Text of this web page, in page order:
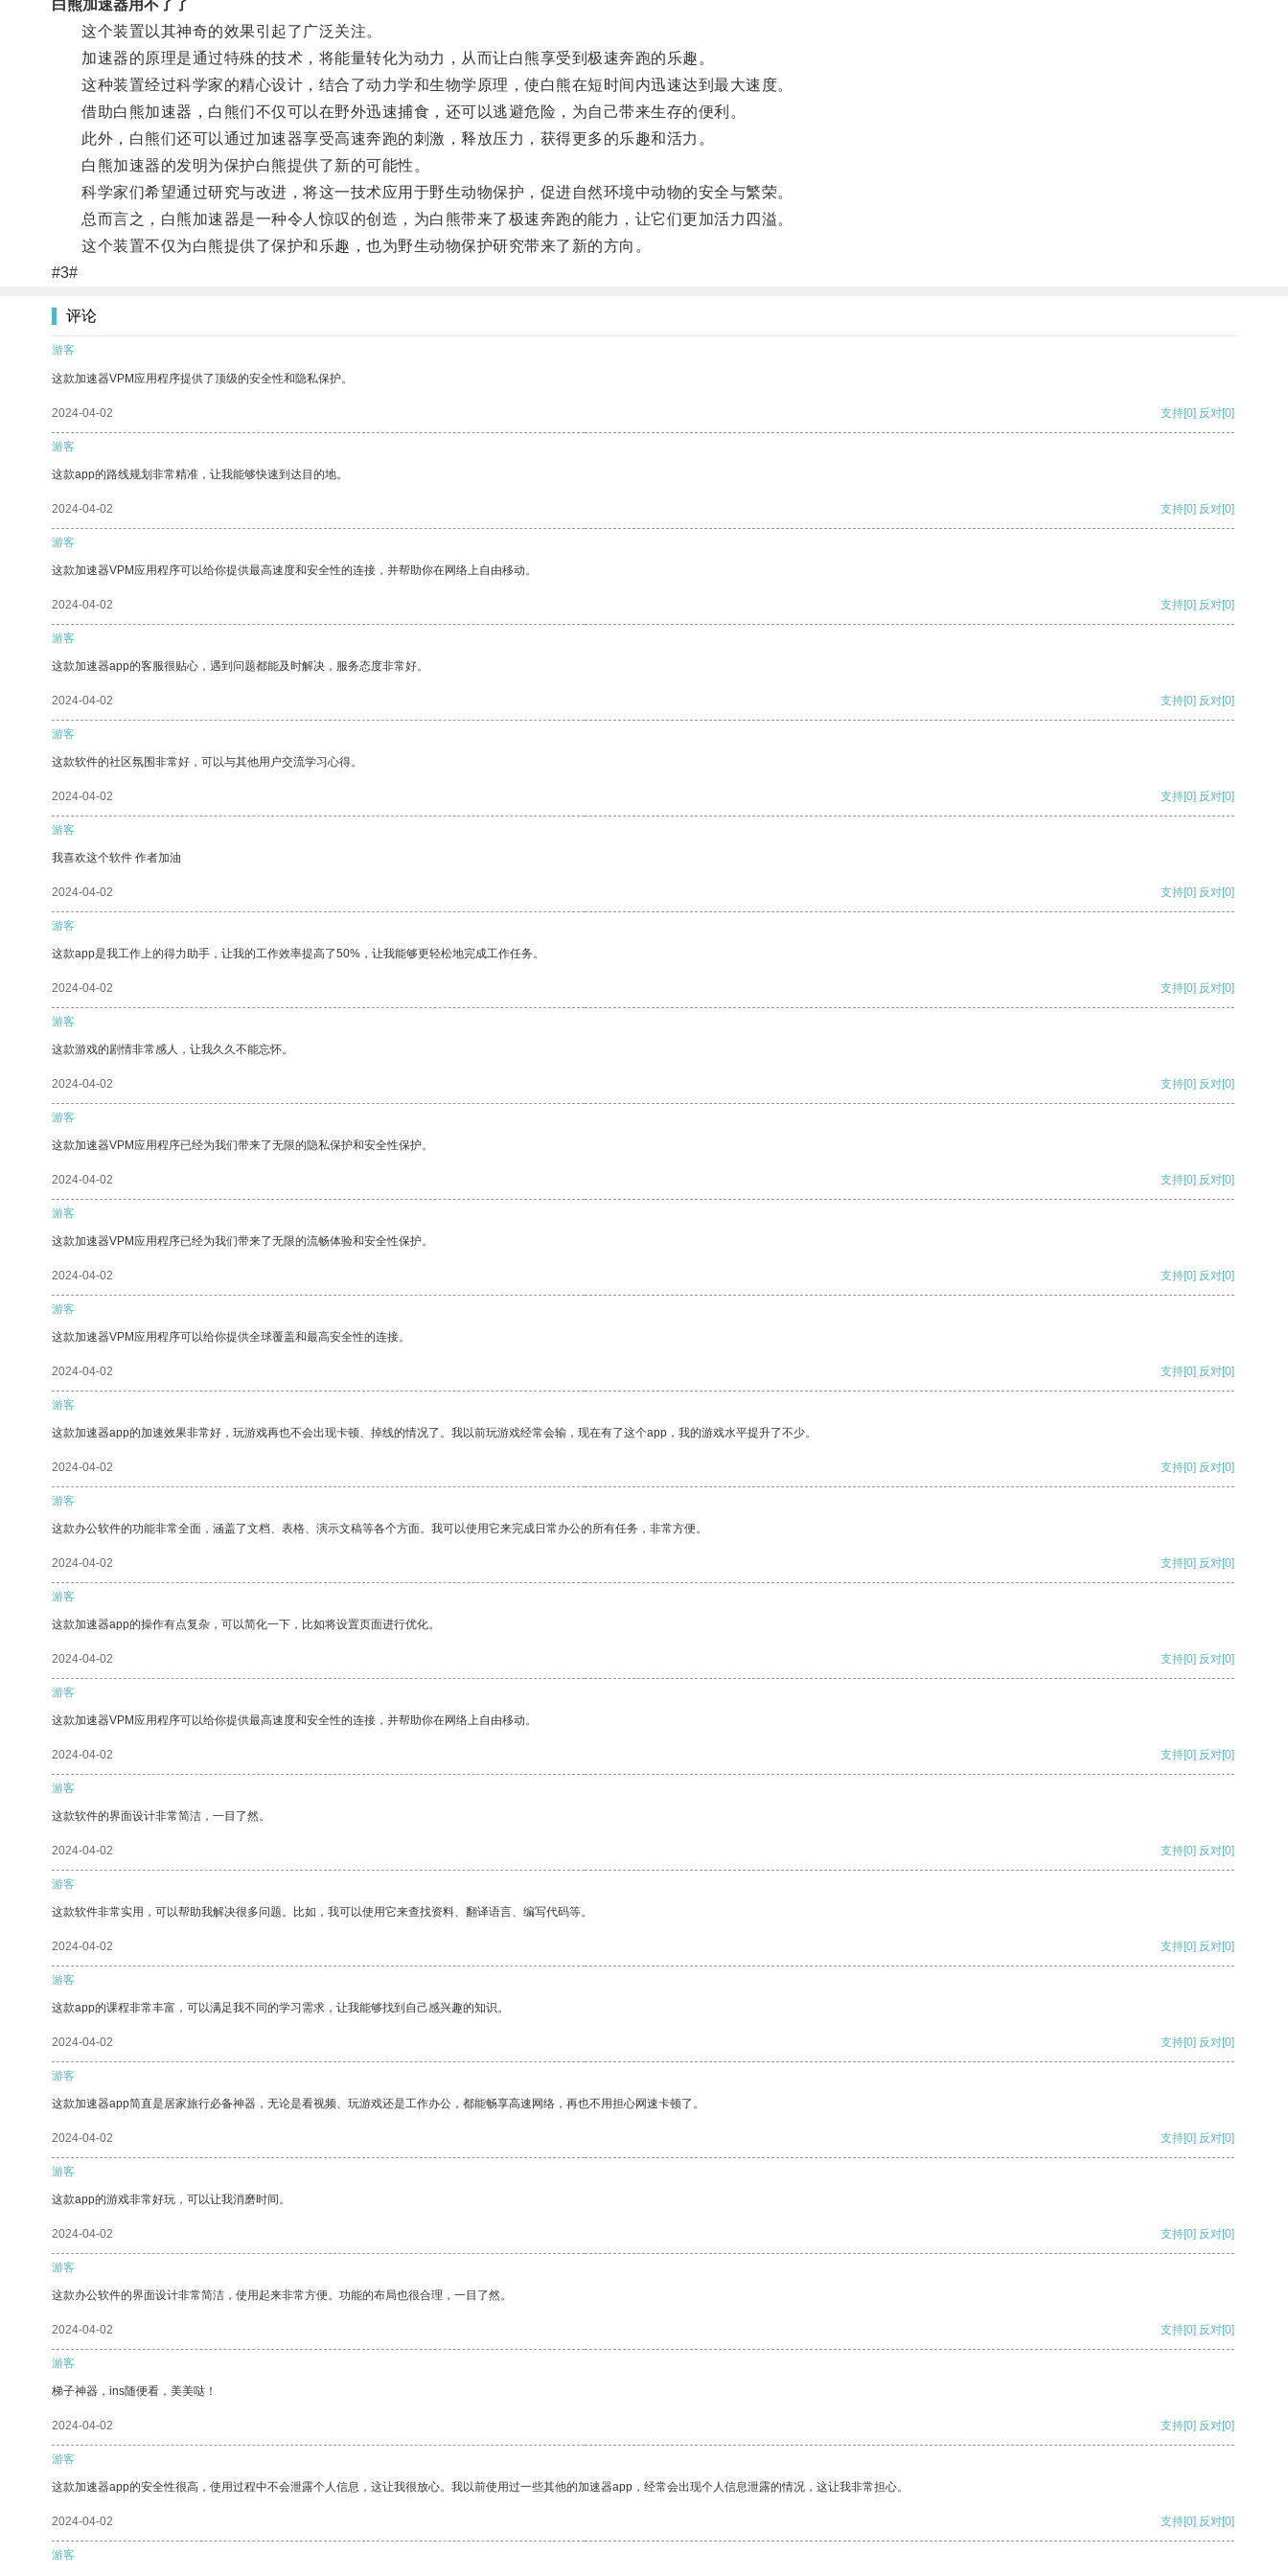
白熊加速器用不了了
这个装置以其神奇的效果引起了广泛关注。
加速器的原理是通过特殊的技术，将能量转化为动力，从而让白熊享受到极速奔跑的乐趣。
这种装置经过科学家的精心设计，结合了动力学和生物学原理，使白熊在短时间内迅速达到最大速度。
借助白熊加速器，白熊们不仅可以在野外迅速捕食，还可以逃避危险，为自己带来生存的便利。
此外，白熊们还可以通过加速器享受高速奔跑的刺激，释放压力，获得更多的乐趣和活力。
白熊加速器的发明为保护白熊提供了新的可能性。
科学家们希望通过研究与改进，将这一技术应用于野生动物保护，促进自然环境中动物的安全与繁荣。
总而言之，白熊加速器是一种令人惊叹的创造，为白熊带来了极速奔跑的能力，让它们更加活力四溢。
这个装置不仅为白熊提供了保护和乐趣，也为野生动物保护研究带来了新的方向。
#3#
评论
游客
这款加速器VPM应用程序提供了顶级的安全性和隐私保护。
2024-04-02 支持[0] 反对[0]
游客
这款app的路线规划非常精准，让我能够快速到达目的地。
2024-04-02 支持[0] 反对[0]
游客
这款加速器VPM应用程序可以给你提供最高速度和安全性的连接，并帮助你在网络上自由移动。
2024-04-02 支持[0] 反对[0]
游客
这款加速器app的客服很贴心，遇到问题都能及时解决，服务态度非常好。
2024-04-02 支持[0] 反对[0]
游客
这款软件的社区氛围非常好，可以与其他用户交流学习心得。
2024-04-02 支持[0] 反对[0]
游客
我喜欢这个软件 作者加油
2024-04-02 支持[0] 反对[0]
游客
这款app是我工作上的得力助手，让我的工作效率提高了50%，让我能够更轻松地完成工作任务。
2024-04-02 支持[0] 反对[0]
游客
这款游戏的剧情非常感人，让我久久不能忘怀。
2024-04-02 支持[0] 反对[0]
游客
这款加速器VPM应用程序已经为我们带来了无限的隐私保护和安全性保护。
2024-04-02 支持[0] 反对[0]
游客
这款加速器VPM应用程序已经为我们带来了无限的流畅体验和安全性保护。
2024-04-02 支持[0] 反对[0]
游客
这款加速器VPM应用程序可以给你提供全球覆盖和最高安全性的连接。
2024-04-02 支持[0] 反对[0]
游客
这款加速器app的加速效果非常好，玩游戏再也不会出现卡顿、掉线的情况了。我以前玩游戏经常会输，现在有了这个app，我的游戏水平提升了不少。
2024-04-02 支持[0] 反对[0]
游客
这款办公软件的功能非常全面，涵盖了文档、表格、演示文稿等各个方面。我可以使用它来完成日常办公的所有任务，非常方便。
2024-04-02 支持[0] 反对[0]
游客
这款加速器app的操作有点复杂，可以简化一下，比如将设置页面进行优化。
2024-04-02 支持[0] 反对[0]
游客
这款加速器VPM应用程序可以给你提供最高速度和安全性的连接，并帮助你在网络上自由移动。
2024-04-02 支持[0] 反对[0]
游客
这款软件的界面设计非常简洁，一目了然。
2024-04-02 支持[0] 反对[0]
游客
这款软件非常实用，可以帮助我解决很多问题。比如，我可以使用它来查找资料、翻译语言、编写代码等。
2024-04-02 支持[0] 反对[0]
游客
这款app的课程非常丰富，可以满足我不同的学习需求，让我能够找到自己感兴趣的知识。
2024-04-02 支持[0] 反对[0]
游客
这款加速器app简直是居家旅行必备神器，无论是看视频、玩游戏还是工作办公，都能畅享高速网络，再也不用担心网速卡顿了。
2024-04-02 支持[0] 反对[0]
游客
这款app的游戏非常好玩，可以让我消磨时间。
2024-04-02 支持[0] 反对[0]
游客
这款办公软件的界面设计非常简洁，使用起来非常方便。功能的布局也很合理，一目了然。
2024-04-02 支持[0] 反对[0]
游客
梯子神器，ins随便看，美美哒！
2024-04-02 支持[0] 反对[0]
游客
这款加速器app的安全性很高，使用过程中不会泄露个人信息，这让我很放心。我以前使用过一些其他的加速器app，经常会出现个人信息泄露的情况，这让我非常担心。
2024-04-02 支持[0] 反对[0]
游客